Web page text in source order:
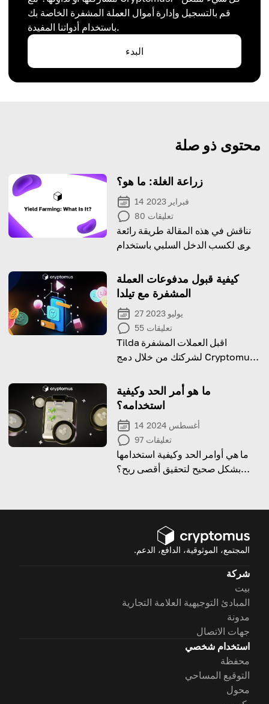
قم بالتسجيل وإدارة أموال العملة المشفرة الخاصة بك
باستخدام أدواتنا المفيدة.
البدء
محتوى ذو صلة
زراعة الغلة: ما هو؟
14 فبراير 2023
80 تعليقات
نناقش في هذه المقالة طريقة رائعة
أخرى لكسب الدخل السلبي باستخدام
كيفية قبول مدفوعات العملة
المشفرة مع تيلدا
27 يوليو 2023
55 تعليقات
Tilda اقبل العملات المشفرة
لشركتك من خلال دمج Cryptomus
ما هو أمر الحد وكيفية
استخدامه؟
14 أغسطس 2024
97 تعليقات
ما هي أوامر الحد وكيفية استخدامها
بشكل صحيح لتحقيق أقصى ربح؟
المجتمع، الموثوقية، الدافع، الدعم.
شركة
بيت
المبادئ التوجيهية العلامة التجارية
مدونة
جهات الاتصال
استخدام شخصي
محفظة
التوقيع المساحي
محول